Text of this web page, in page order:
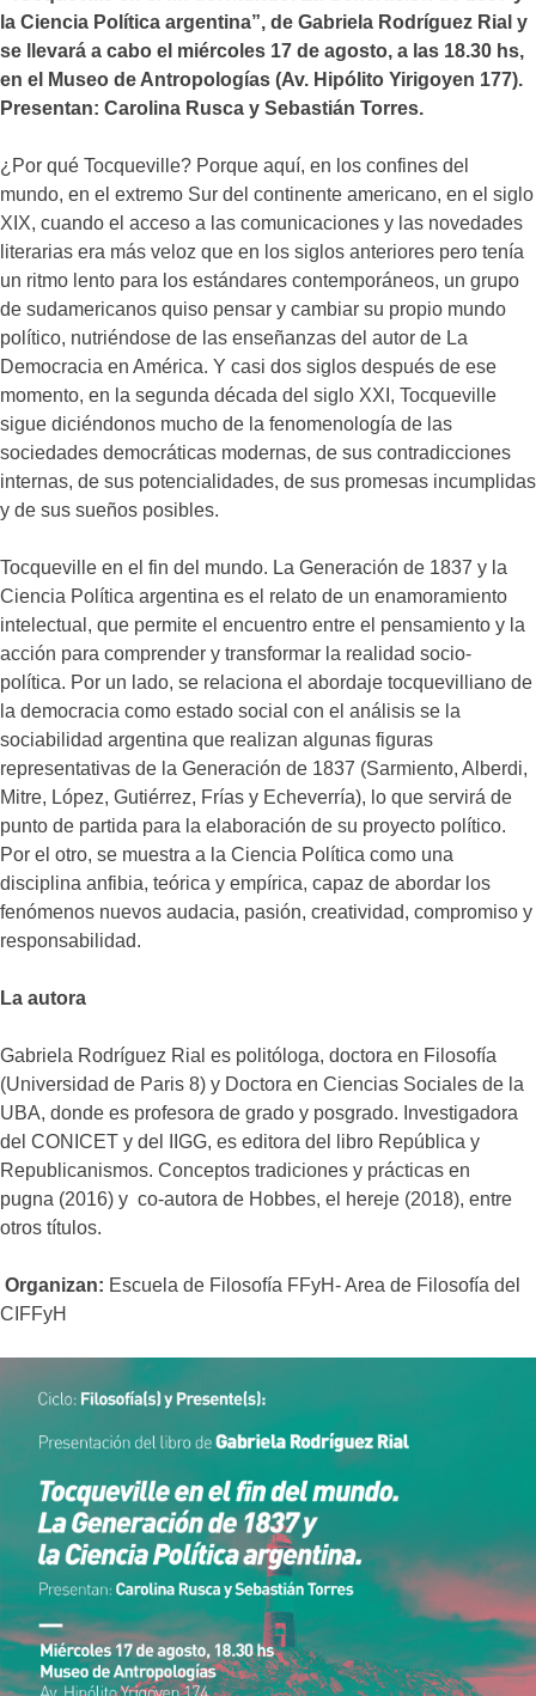
la Ciencia Política argentina”, de Gabriela Rodríguez Rial y
se llevará a cabo el miércoles 17 de agosto, a las 18.30 hs,
en el Museo de Antropologías (Av. Hipólito Yirigoyen 177).
Presentan: Carolina Rusca y Sebastián Torres.
¿Por qué Tocqueville? Porque aquí, en los confines del
mundo, en el extremo Sur del continente americano, en el siglo
XIX, cuando el acceso a las comunicaciones y las novedades
literarias era más veloz que en los siglos anteriores pero tenía
un ritmo lento para los estándares contemporáneos, un grupo
de sudamericanos quiso pensar y cambiar su propio mundo
político, nutriéndose de las enseñanzas del autor de La
Democracia en América. Y casi dos siglos después de ese
momento, en la segunda década del siglo XXI, Tocqueville
sigue diciéndonos mucho de la fenomenología de las
sociedades democráticas modernas, de sus contradicciones
internas, de sus potencialidades, de sus promesas incumplidas
y de sus sueños posibles.
Tocqueville en el fin del mundo. La Generación de 1837 y la
Ciencia Política argentina es el relato de un enamoramiento
intelectual, que permite el encuentro entre el pensamiento y la
acción para comprender y transformar la realidad socio-
política. Por un lado, se relaciona el abordaje tocquevilliano de
la democracia como estado social con el análisis se la
sociabilidad argentina que realizan algunas figuras
representativas de la Generación de 1837 (Sarmiento, Alberdi,
Mitre, López, Gutiérrez, Frías y Echeverría), lo que servirá de
punto de partida para la elaboración de su proyecto político.
Por el otro, se muestra a la Ciencia Política como una
disciplina anfibia, teórica y empírica, capaz de abordar los
fenómenos nuevos audacia, pasión, creatividad, compromiso y
responsabilidad.
La autora
Gabriela Rodríguez Rial es politóloga, doctora en Filosofía
(Universidad de Paris 8) y Doctora en Ciencias Sociales de la
UBA, donde es profesora de grado y posgrado. Investigadora
del CONICET y del IIGG, es editora del libro República y
Republicanismos. Conceptos tradiciones y prácticas en
pugna (2016) y co-autora de Hobbes, el hereje (2018), entre
otros títulos.
Organizan: Escuela de Filosofía FFyH- Area de Filosofía del
CIFFyH